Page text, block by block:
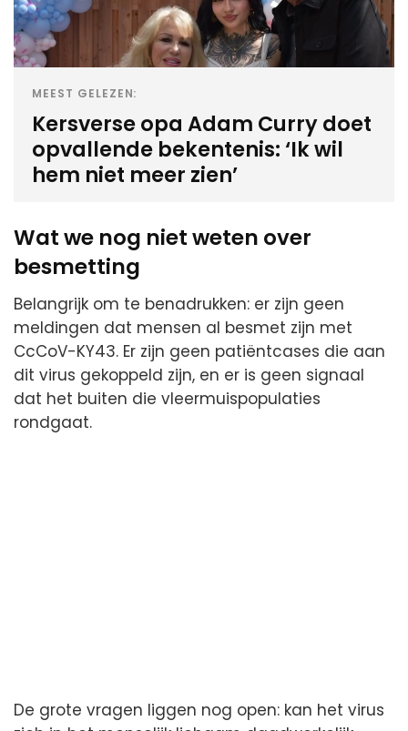
MEEST GELEZEN:
Kersverse opa Adam Curry doet
opvallende bekentenis: ‘Ik wil
hem niet meer zien’
Wat we nog niet weten over
besmetting
Belangrijk om te benadrukken: er zijn geen
meldingen dat mensen al besmet zijn met
CcCoV-KY43. Er zijn geen patiëntcases die aan
dit virus gekoppeld zijn, en er is geen signaal
dat het buiten die vleermuispopulaties
rondgaat.
De grote vragen liggen nog open: kan het virus